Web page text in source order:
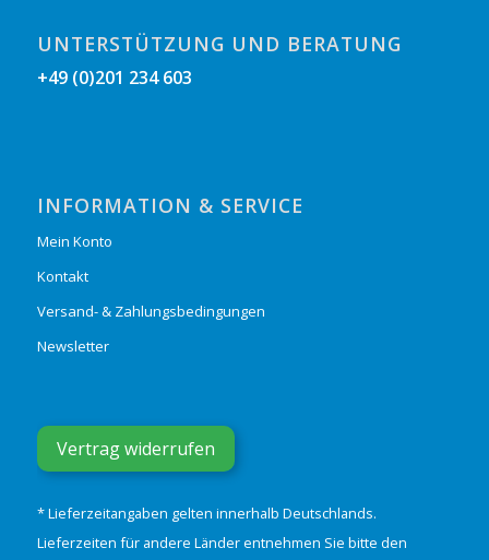
UNTERSTÜTZUNG UND BERATUNG
+49 (0)201 234 603
INFORMATION & SERVICE
Mein Konto
Kontakt
Versand- & Zahlungsbedingungen
Newsletter
Vertrag widerrufen
* Lieferzeitangaben gelten innerhalb Deutschlands.
Lieferzeiten für andere Länder entnehmen Sie bitte den